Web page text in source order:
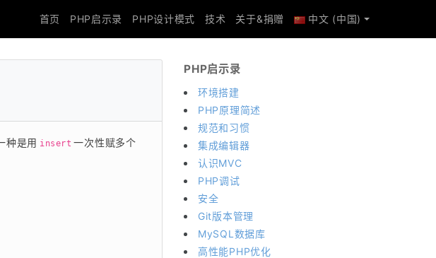
首页 PHP启示录 PHP设计模式 技术 关于&捐赠 中文 (中国)
种是用 insert 一次性赋多个
PHP启示录
环境搭建
PHP原理简述
规范和习惯
集成编辑器
认识MVC
PHP调试
安全
Git版本管理
MySQL数据库
高性能PHP优化